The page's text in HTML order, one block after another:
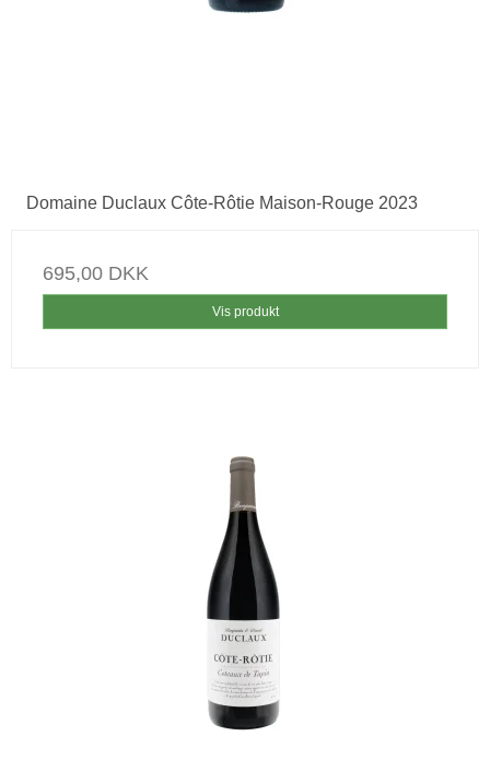
Domaine Duclaux Côte-Rôtie Maison-Rouge 2023
695,00 DKK
Vis produkt